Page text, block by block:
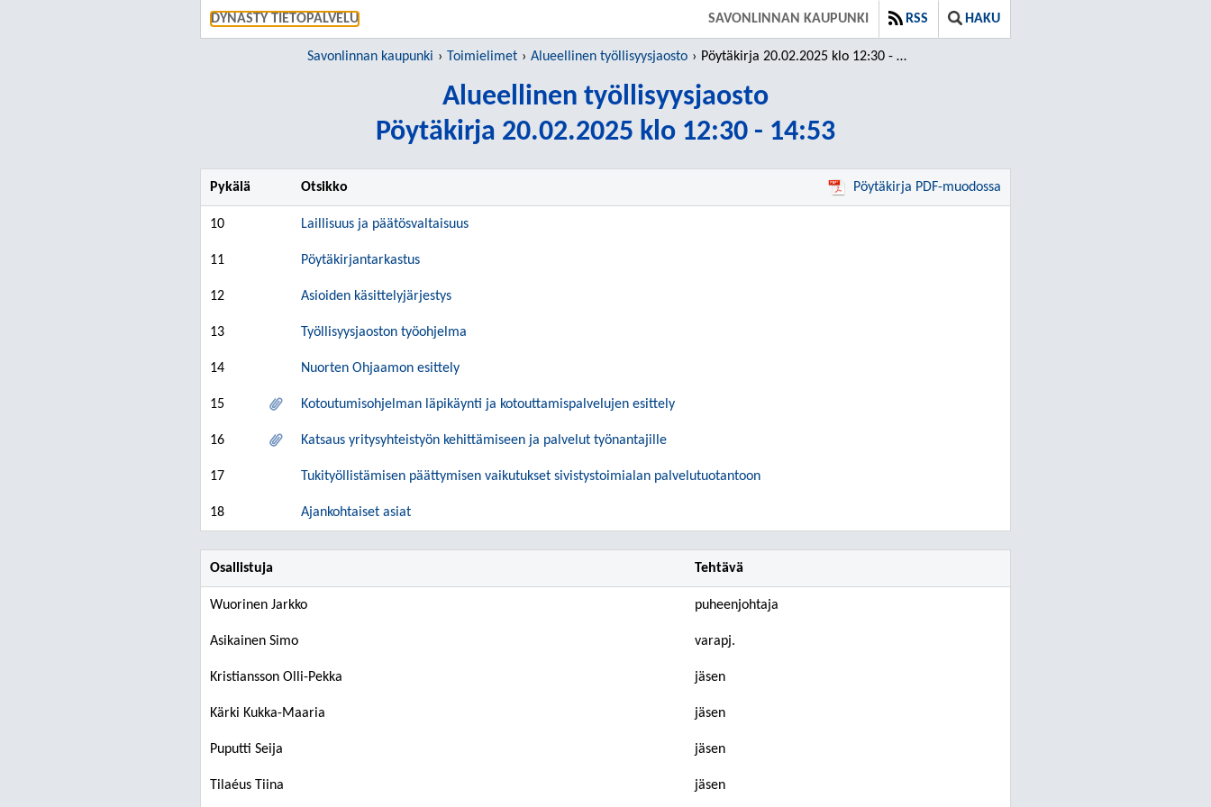
DYNASTY TIETOPALVELU SIIRRY SUORAAN PÄÄSISÄLTÖÖNSAVONLINNAN KAUPUNKI RSS HAKU
Savonlinnan kaupunki Toimielimet Alueellinen työllisyysjaosto Pöytäkirja 20.02.2025 klo 12:30 - 14:53
Alueellinen työllisyysjaosto
Pöytäkirja 20.02.2025 klo 12:30 - 14:53
Pykälä Otsikko Pöytäkirja PDF-muodossa
10 Laillisuus ja päätösvaltaisuus
11 Pöytäkirjantarkastus
12 Asioiden käsittelyjärjestys
13 Työllisyysjaoston työohjelma
14 Nuorten Ohjaamon esittely
15 Kotoutumisohjelman läpikäynti ja kotouttamispalvelujen esittely
16 Katsaus yritysyhteistyön kehittämiseen ja palvelut työnantajille
17 Tukityöllistämisen päättymisen vaikutukset sivistystoimialan palvelutuotantoon
18 Ajankohtaiset asiat
Osallistuja Tehtävä
Wuorinen Jarkko puheenjohtaja
Asikainen Simo varapj.
Kristiansson Olli-Pekka jäsen
Kärki Kukka-Maaria jäsen
Puputti Seija jäsen
Tilaéus Tiina jäsen